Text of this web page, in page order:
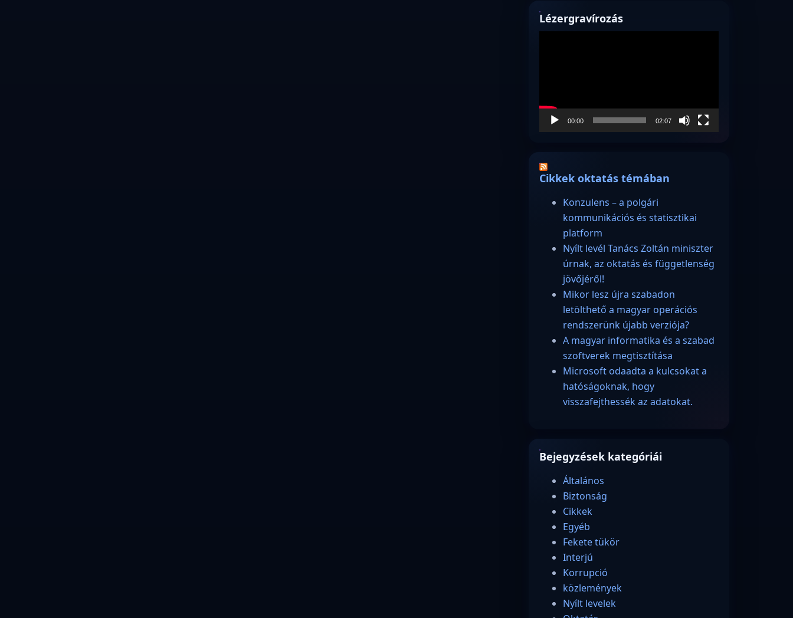
Lézergravírozás
00:00 02:07
Cikkek oktatás témában
Konzulens – a polgári
kommunikációs és statisztikai
platform
Nyílt levél Tanács Zoltán miniszter
úrnak, az oktatás és függetlenség
jövőjéről!
Mikor lesz újra szabadon
letölthető a magyar operációs
rendszerünk újabb verziója?
A magyar informatika és a szabad
szoftverek megtisztítása
Microsoft odaadta a kulcsokat a
hatóságoknak, hogy
visszafejthessék az adatokat.
Bejegyzések kategóriái
Általános
Biztonság
Cikkek
Egyéb
Fekete tükör
Interjú
Korrupció
közlemények
Nyílt levelek